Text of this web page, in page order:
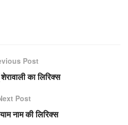
Post
का लिरिक्स
Post
नाम की लिरिक्स